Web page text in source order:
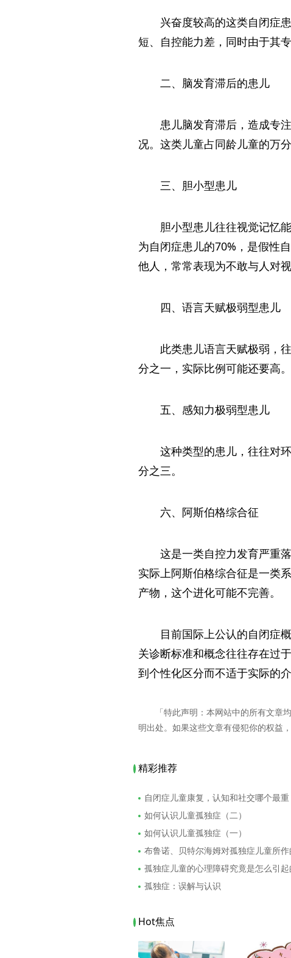
兴奋度较高的这类自闭症
短、自控能力差，同时由于其
二、脑发育滞后的患儿
患儿脑发育滞后，造成专
况。这类儿童占同龄儿童的万分
三、胆小型患儿
胆小型患儿往往视觉记忆
为自闭症患儿的70%，是假性
他人，常常表现为不敢与人对
四、语言天赋极弱型患儿
此类患儿语言天赋极弱，
分之一，实际比例可能还要高
五、感知力极弱型患儿
这种类型的患儿，往往对
分之三。
六、阿斯伯格综合征
这是一类自控力发育严重
实际上阿斯伯格综合征是一类
产物，这个进化可能不完善。
目前国际上公认的自闭症
关诊断标准和概念往往存在过
到个性化区分而不适于实际的介
「特此声明：本网站中的所有文
明出处。如果这些文章有侵犯你的权益
精彩推荐
自闭症儿童康复，认知和社交哪个最重
如何认识儿童孤独症（二）
如何认识儿童孤独症（一）
布鲁诺、贝特尔海姆对孤独症儿童所
孤独症儿童的心理障碍究竟是怎么引起
孤独症：误解与认识
Hot焦点